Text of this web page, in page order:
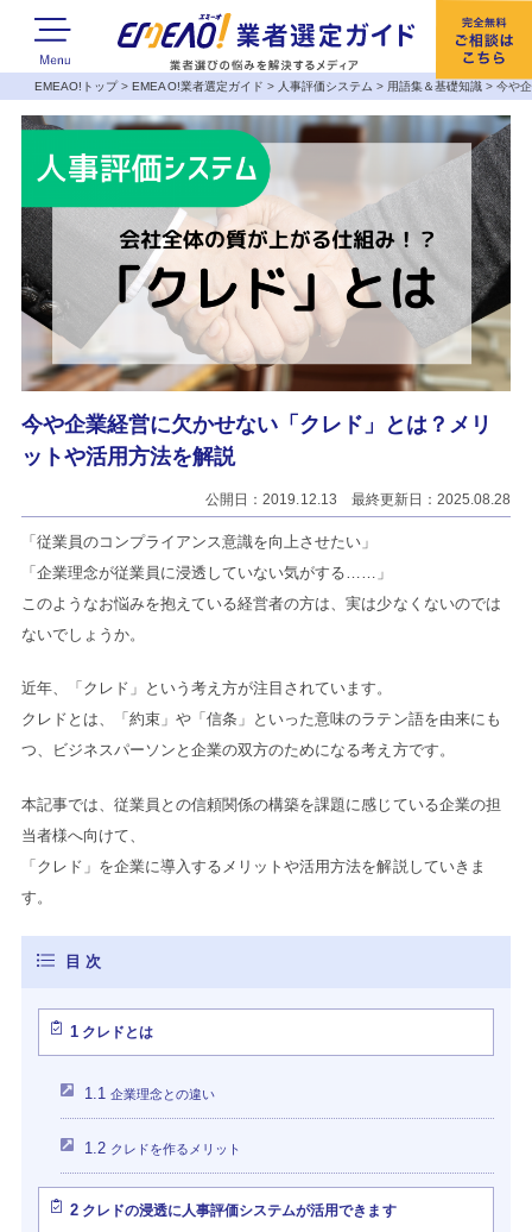
EMEAO!トップ>EMEAO!業者選定ガイド > 人事評価システム > 用語集＆基礎知識 >今や
今や企業経営に欠かせない「クレド」とは？メリ
ットや活用方法を解説
公開日：2019.12.13 最終更新日：2025.08.28
「従業員のコンプライアンス意識を向上させたい」
「企業理念が従業員に浸透していない気がする……」
このようなお悩みを抱えている経営者の方は、実は少なくないのでは
ないでしょうか。
近年、「クレド」という考え方が注目されています。
クレドとは、「約束」や「信条」といった意味のラテン語を由来にも
つ、ビジネスパーソンと企業の双方のためになる考え方です。
本記事では、従業員との信頼関係の構築を課題に感じている企業の担
当者様へ向けて、
「クレド」を企業に導入するメリットや活用方法を解説していきま
す。
1クレドとは
1.1 企業理念との違い
1.2 クレドを作るメリット
2クレドの浸透に人事評価システムが活用できます